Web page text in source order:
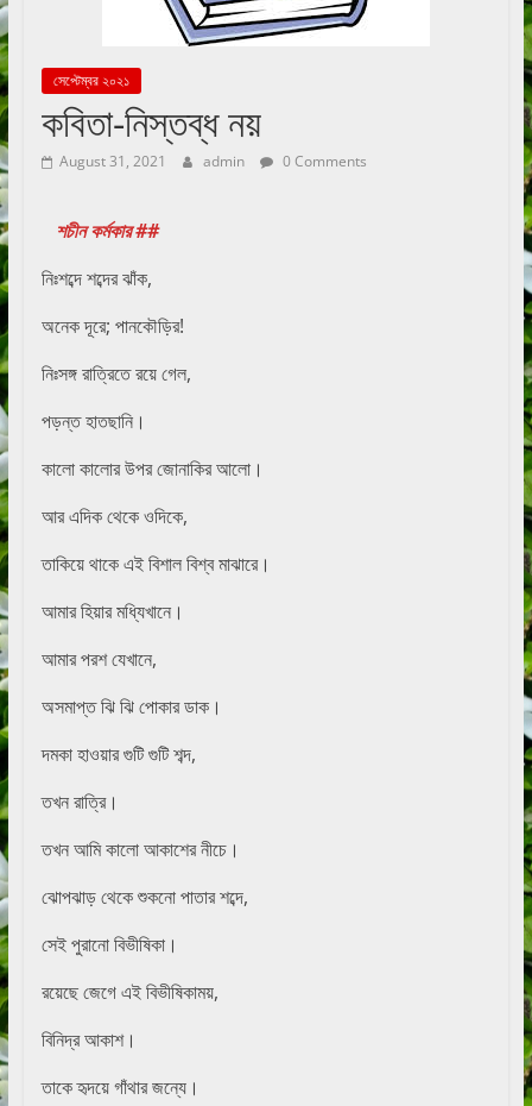
সেপ্টেম্বর ২০২১
কবিতা-নিস্তব্ধ নয়
August 31, 2021 admin 0 Comments
শচীন কর্মকার ##
নিঃশব্দে শব্দের ঝাঁক,
অনেক দূরে; পানকৌড়ির!
নিঃসঙ্গ রাত্রিতে রয়ে গেল,
পড়ন্ত হাতছানি।
কালো কালোর উপর জোনাকির আলো।
আর এদিক থেকে ওদিকে,
তাকিয়ে থাকে এই বিশাল বিশ্ব মাঝারে।
আমার হিয়ার মধ্যিখানে।
আমার পরশ যেখানে,
অসমাপ্ত ঝি ঝি পোকার ডাক।
দমকা হাওয়ার গুটি গুটি শব্দ,
তখন রাত্রি।
তখন আমি কালো আকাশের নীচে।
ঝোপঝাড় থেকে শুকনো পাতার শব্দে,
সেই পুরানো বিভীষিকা।
রয়েছে জেগে এই বিভীষিকাময়,
বিনিদ্র আকাশ।
তাকে হৃদয়ে গাঁথার জন্যে।